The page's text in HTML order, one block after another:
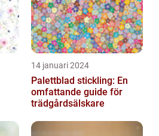
14 januari 2024
Palettblad stickling: En
omfattande guide för
trädgårdsälskare